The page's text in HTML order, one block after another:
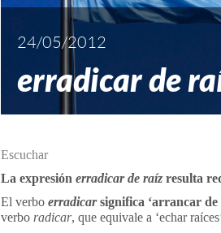
24/05/2012
erradicar de
Escuchar
La expresión erradicar de raíz resulta
El verbo erradicarsignifica ‘arrancar de
verbo radicar, que equivale a ‘echar